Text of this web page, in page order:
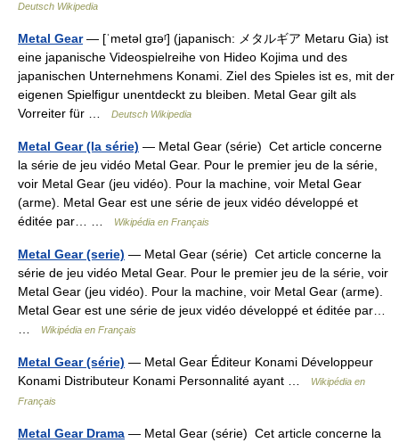
Deutsch Wikipedia
Metal Gear— [ˈmetəl ɡɪəʳ] (japanisch: メタルギア Metaru Gia) ist
eine japanische Videospielreihe von Hideo Kojima und des
japanischen Unternehmens Konami. Ziel des Spieles ist es, mit der
eigenen Spielfigur unentdeckt zu bleiben. Metal Gear gilt als
Vorreiter für …
Deutsch Wikipedia
Metal Gear (la série) — Metal Gear (série) Cet article concerne
la série de jeu vidéo Metal Gear. Pour le premier jeu de la série,
voir Metal Gear (jeu vidéo). Pour la machine, voir Metal Gear
(arme). Metal Gear est une série de jeux vidéo développé et
éditée par… …
Wikipédia en Français
Metal Gear (serie) — Metal Gear (série) Cet article concerne la
série de jeu vidéo Metal Gear. Pour le premier jeu de la série, voir
Metal Gear (jeu vidéo). Pour la machine, voir Metal Gear (arme).
Metal Gear est une série de jeux vidéo développé et éditée par…
Wikipédia en Français
Metal Gear (série) — Metal Gear Éditeur Konami Développeur
Konami Distributeur Konami Personnalité ayant …
Wikipédia en
Français
Metal Gear Drama — Metal Gear (série) Cet article concerne la